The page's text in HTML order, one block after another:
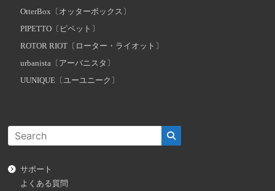
OtterBox〔オッターボックス〕
PIPETTO〔ピペット〕
ROTOR RIOT〔ローター・ライオット〕
urbanista〔アーバニスタ〕
UUNIQUE〔ユーユニーク〕
サポート
よくある質問